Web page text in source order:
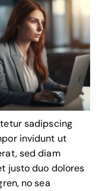
sadipscing
invidunt ut
sed diam
justo duo dolores
no sea